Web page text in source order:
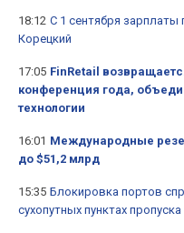
18:12 С 1 сентября зарплаты
Корецкий
17:05 FinRetail
конференция года,
технологии
16:01 Международные
до $51,2 млрд
15:35 Блокировка портов
сухопутных пунктах пропуска